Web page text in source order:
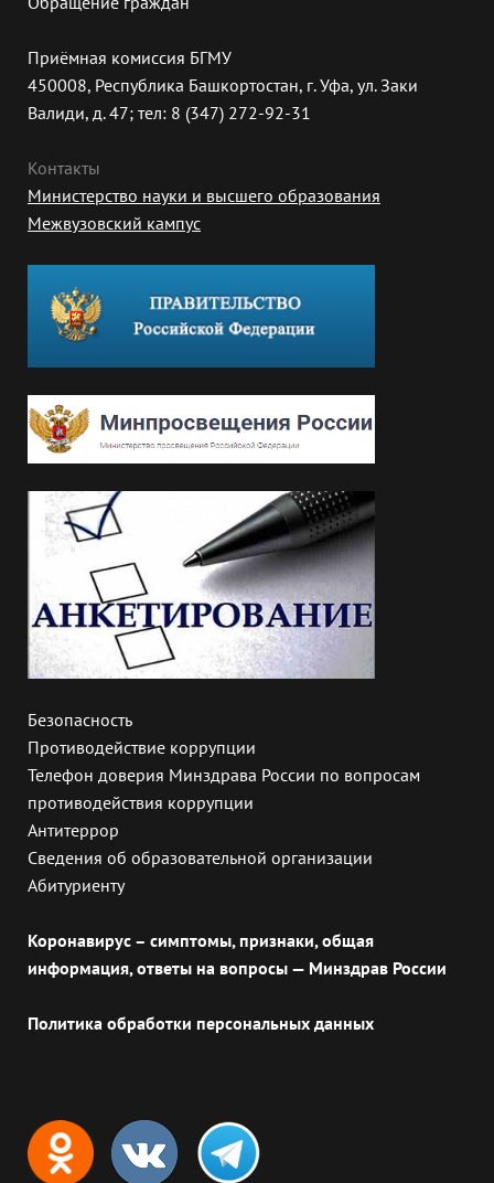
Приёмная комиссия БГМУ
450008, Республика Башкортостан, г. Уфа, ул. Заки
Валиди, д. 47; тел: 8 (347) 272-92-31
Контакты
Министерство науки и высшего образования
Межвузовский кампус
Безопасность
Противодействие коррупции
Телефон доверия Минздрава России по вопросам
противодействия коррупции
Антитеррор
Сведения об образовательной организации
Абитуриенту
Коронавирус – симптомы, признаки, общая
информация, ответы на вопросы — Минздрав России
Политика обработки персональных данных